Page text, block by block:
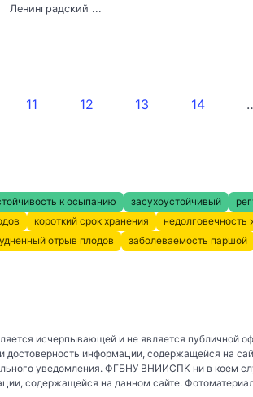
Ленинградский ...
11 12 13 14
к осыпанию засухоустойчивый
короткий срок хранения недолговечность
отрыв плодов заболеваемость паршой
исчерпывающей и не является публичной
информации, содержащейся на
уведомления. ФГБНУ ВНИИСПК ни в коем
содержащейся на данном сайте.